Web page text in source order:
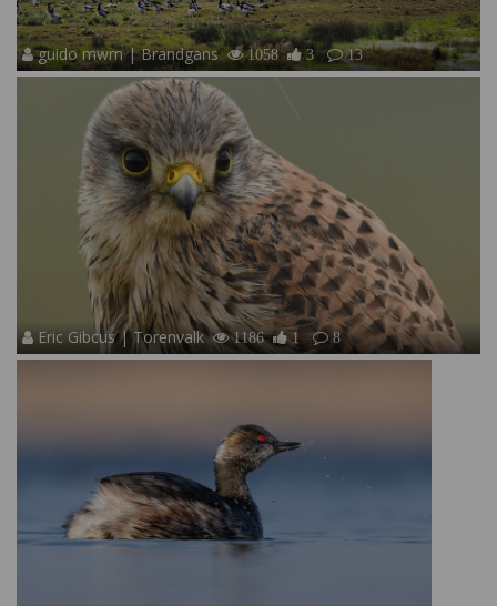
guido mwm | Brandgans 1058 3 13
Eric Gibcus | Torenvalk 1186 1 8